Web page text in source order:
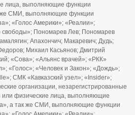
лица, выполняющие функции
же СМИ, выполняющие функции
«Голос Америки»; «Реалии»;
Пономарев Лев; Пономарев
Апахончич; Макаревич; Дудь;
Михаил Касьянов; Дмитрий
«Сова»; «Альянс врачей»; «РКК»
«Голос»; «Человек и Закон»; «Дождь»;
СМК «Кавказский узел»; «Insider»;
организации, незарегистрированные
физические лица, выполняющие
а так же СМИ, выполняющие функции